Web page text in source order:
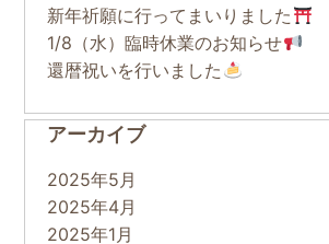
新年祈願に行ってまいりました
1/8（水）臨時休業のお知らせ
還暦祝いを行いました
アーカイブ
2025年5月
2025年4月
2025年1月